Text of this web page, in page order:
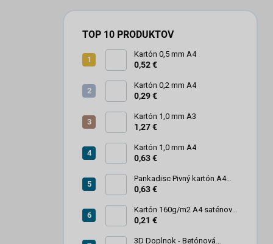
TOP 10 PRODUKTOV
Kartón 0,5 mm A4
0,52 €
Kartón 0,2 mm A4
0,29 €
Kartón 1,0 mm A3
1,27 €
Kartón 1,0 mm A4
0,63 €
Pankadisc Pivný kartón A4
1mm 420g
0,63 €
Kartón 160g/m2 A4 saténový
biely povrch
0,21 €
3D Doplnok - Betónová